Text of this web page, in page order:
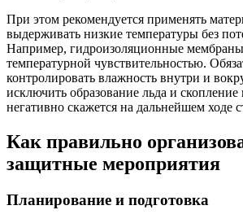
При этом рекомендуется применять
выдерживать низкие температуры без
Например, гидроизоляционные
температурной чувствительностью.
контролировать влажность внутри и
исключить образование льда и скопление
негативно скажется на дальнейшем ходе
Как правильно
защитные мероприятия
Планирование и подготовка